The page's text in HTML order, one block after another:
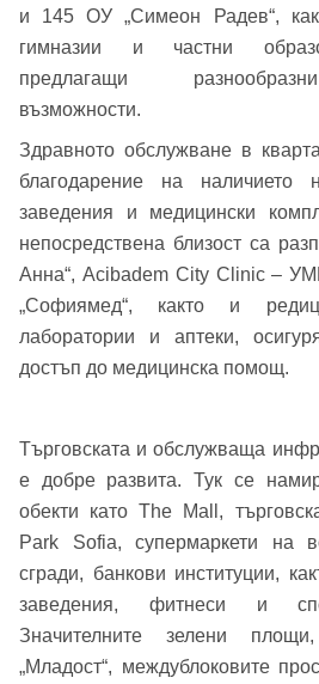
и 145 ОУ „Симеон Радев“,
гимназии и частни
предлагащи
възможности.
Здравното обслужване в
благодарение на наличието
заведения и медицински
непосредствена близост са
Анна“, Acibadem City Clinic –
„Софиямед“, както и
лаборатории и аптеки,
достъп до медицинска помощ.
Търговската и обслужваща
е добре развита. Тук се
обекти като The Mall,
Park Sofia, супермаркети на
сгради, банкови институции,
заведения, фитнеси и
Значителните зелени
„Младост“, междублоковите